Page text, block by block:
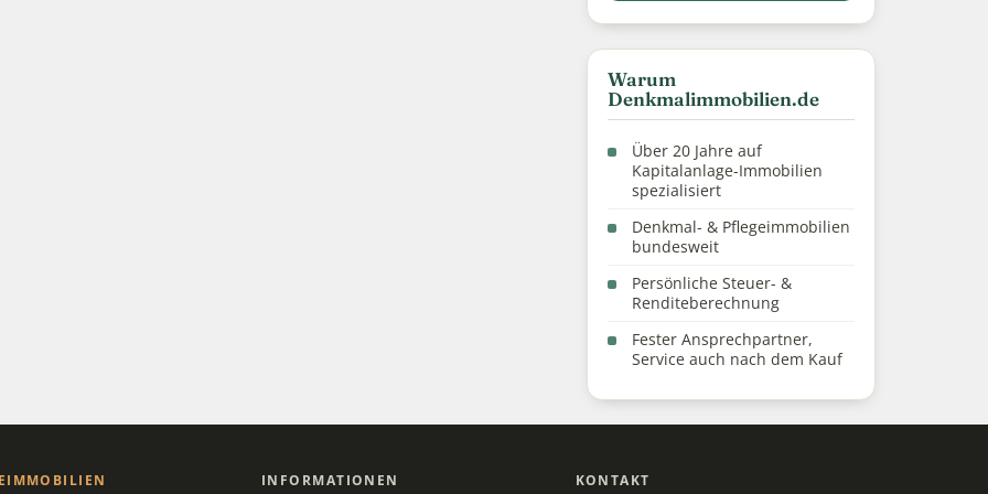
Warum
Denkmalimmobilien.de
Über 20 Jahre auf
Kapitalanlage-Immobilien
spezialisiert
Denkmal- & Pflegeimmobilien
bundesweit
Persönliche Steuer- &
Renditeberechnung
Fester Ansprechpartner,
Service auch nach dem Kauf
INFORMATIONEN KONTAKT